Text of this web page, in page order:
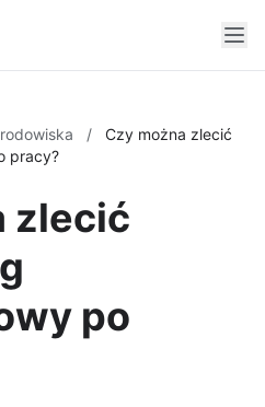
/
Czy można zlecić
pracy?
zlecić
po